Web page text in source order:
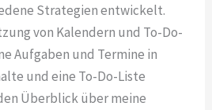
Strategien entwickelt.
von Kalendern und To-Do-
Aufgaben und Termine in
und eine To-Do-Liste
Überblick über meine